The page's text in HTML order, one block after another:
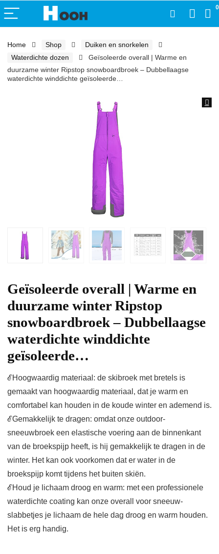
0
Home Shop
Duiken en snorkelen
Waterdichte dozen
Geïsoleerde overall | Warme en
duurzame winter Ripstop snowboardbroek – Dubbellaagse
waterdichte winddichte geïsoleerde…
Geïsoleerde overall | Warme en
duurzame winter Ripstop
snowboardbroek – Dubbellaagse
waterdichte winddichte
geïsoleerde…
ℰHoogwaardig materiaal: de skibroek met bretels is
gemaakt van hoogwaardig materiaal, dat je warm en
comfortabel kan houden in de koude winter en ademend is.
ℰGemakkelijk te dragen: omdat onze outdoor-
sneeuwbroek een elastische voering aan de binnenkant
van de broekspijp heeft, is hij gemakkelijk te dragen in de
winter. Het kan ook voorkomen dat er water in de
broekspijp komt tijdens het buiten skiën.
ℰHoud je lichaam droog en warm: met een professionele
waterdichte coating kan onze overall voor sneeuw-
slabbetjes je lichaam de hele dag droog en warm houden.
Het is erg handig.